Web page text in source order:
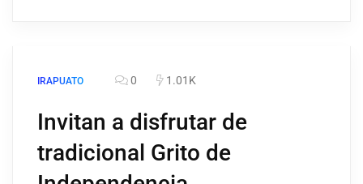
IRAPUATO 0 1.01K
Invitan a disfrutar de
tradicional Grito de